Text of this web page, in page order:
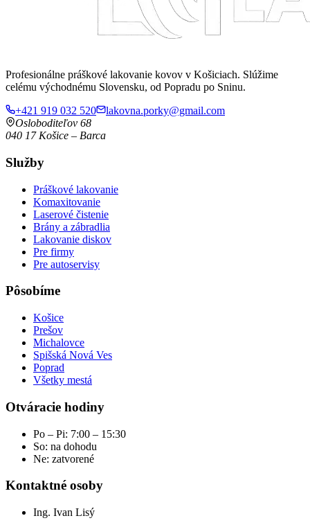
Profesionálne práškové lakovanie kovov v Košiciach. Slúžime
celému východnému Slovensku, od Popradu po Sninu.
+421 919 032 520
lakovna.porky@gmail.com
Osloboditeľov 68
040 17 Košice – Barca
Služby
Práškové lakovanie
Komaxitovanie
Laserové čistenie
Brány a zábradlia
Lakovanie diskov
Pre firmy
Pre autoservisy
Pôsobíme
Košice
Prešov
Michalovce
Spišská Nová Ves
Poprad
Všetky mestá
Otváracie hodiny
Po – Pi: 7:00 – 15:30
So: na dohodu
Ne: zatvorené
Kontaktné osoby
Ing. Ivan Lisý